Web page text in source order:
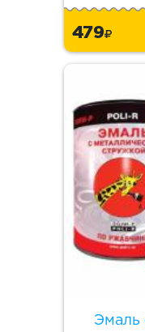
479
Эмаль